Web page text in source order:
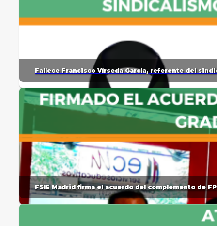
Fallece Francisco Vírseda García, referente del
FSIE Madrid firma el acuerdo del complemento de